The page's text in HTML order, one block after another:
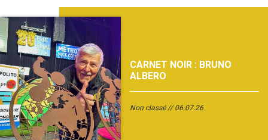
CARNET NOIR : BRUNO
ALBERO
Non classé 06.07.26